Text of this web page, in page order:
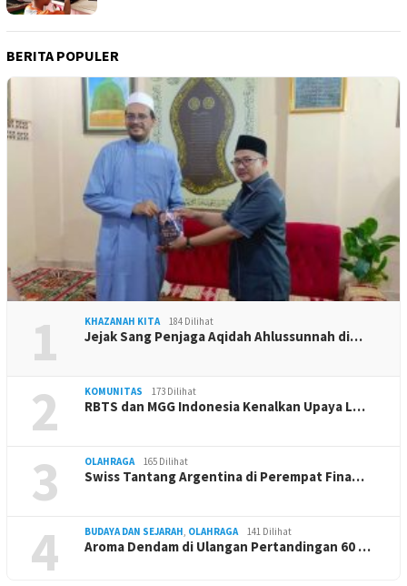
BERITA POPULER
1 KHAZANAH KITA 184 Dilihat
Jejak Sang Penjaga Aqidah Ahlussunnah di…
2 KOMUNITAS 173 Dilihat
RBTS dan MGG Indonesia Kenalkan Upaya L…
3 OLAHRAGA 165 Dilihat
Swiss Tantang Argentina di Perempat Fina…
4 BUDAYA DAN SEJARAH OLAHRAGA 141 Dilihat
Aroma Dendam di Ulangan Pertandingan 60 …